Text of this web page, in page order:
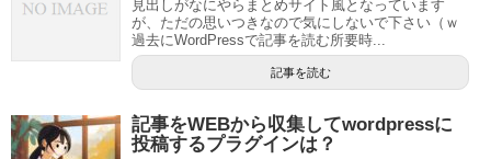
見出しがなにやらまとめサイト風となっています
が、ただの思いつきなので気にしないで下さい（ｗ
過去にWordPressで記事を読む所要時...
記事を読む
記事をWEBから収集してwordpressに
投稿するプラグインは？